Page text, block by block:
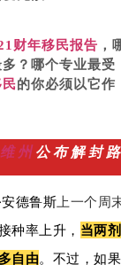
财年移民报告 ，
？哪个专业最受
的你必须以它作
维州公布解封
安德鲁斯上一个周
种率上升， 当两
自由。不过，如